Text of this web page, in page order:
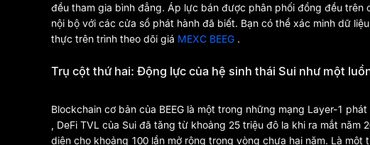
đều tham gia bình đẳng. Áp lực bán được phân phối đồng đều
nội bộ với các cửa sổ phát hành đã biết. Bạn có thể xác minh dữ
thực trên trình theo dõi giá MEXC BEEG .
Trụ cột thứ hai: Động lực của hệ sinh thái Sui như một
Blockchain cơ bản của BEEG là một trong những mạng Layer-1
, DeFi TVL của Sui đã tăng từ khoảng 25 triệu đô la khi ra mắt
diện cho khoảng 100 lần mở rộng trong vòng chưa hai năm. Là